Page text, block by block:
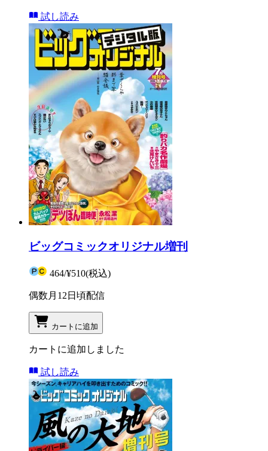
試し読み
ビッグコミックオリジナル増刊
464/¥510(税込)
偶数月12日頃配信
カートに追加
カートに追加しました
試し読み